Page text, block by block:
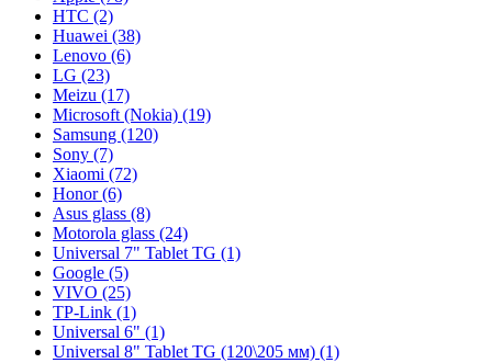
HTC (2)
Huawei (38)
Lenovo (6)
LG (23)
Meizu (17)
Microsoft (Nokia) (19)
Samsung (120)
Sony (7)
Xiaomi (72)
Honor (6)
Asus glass (8)
Motorola glass (24)
Universal 7" Tablet TG (1)
Google (5)
VIVO (25)
TP-Link (1)
Universal 6" (1)
Universal 8" Tablet TG (120\205 мм) (1)